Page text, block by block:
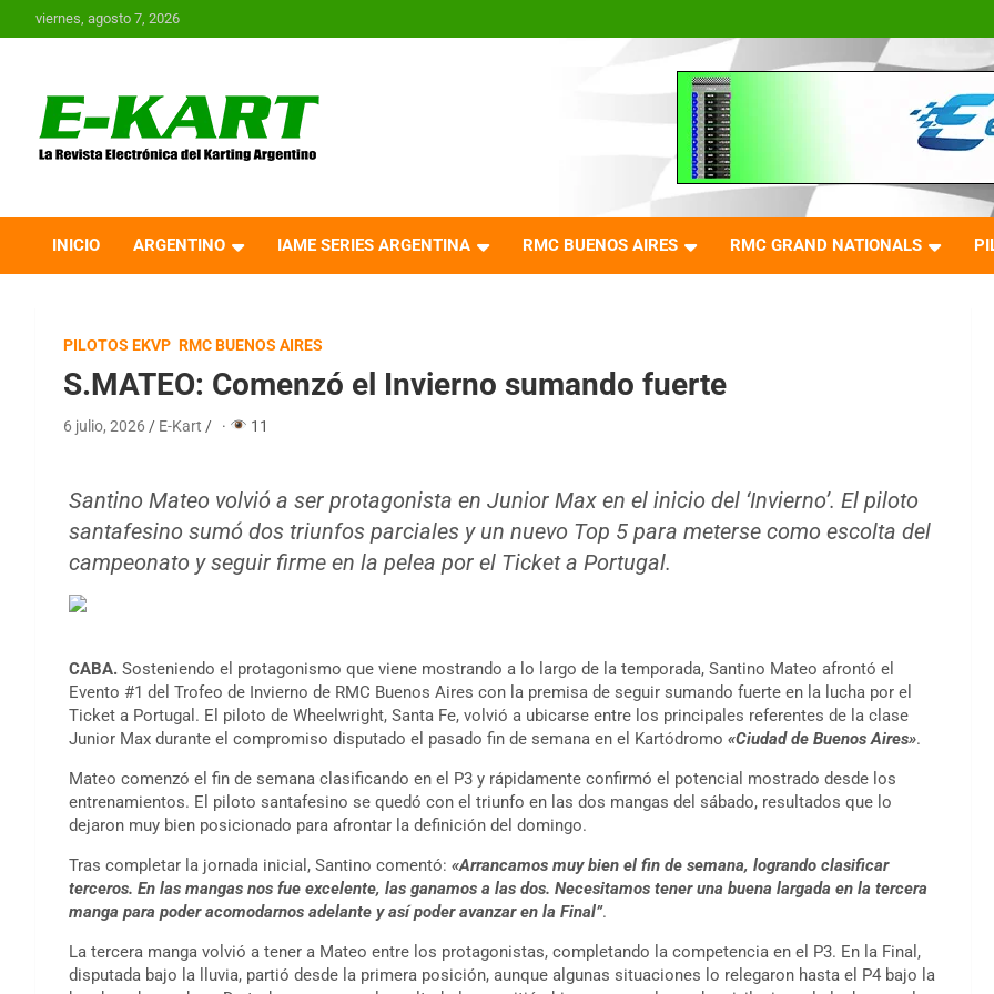
al
viernes, agosto 7, 2026
Revista Electrónica del
INICIO ARGENTINO IAME SERIES ARGENTINA RMC BUENOS AIRES RMC GRAND NATIONALS
PILOTOS EKVP RMC BUENOS AIRES
S.MATEO: Comenzó el Invierno sumando fuerte
6 julio, 2026 E-Kart · 11
Santino Mateo volvió a ser protagonista en Junior Max en el inicio del ‘Invierno’. El piloto
santafesino sumó dos triunfos parciales y un nuevo Top 5 para meterse como escolta del
campeonato y seguir firme en la pelea por el Ticket a Portugal.
CABA. Sosteniendo el protagonismo que viene mostrando a lo largo de la temporada, Santino Mateo afrontó el
Evento #1 del Trofeo de Invierno de RMC Buenos Aires con la premisa de seguir sumando fuerte en la lucha por el
Ticket a Portugal. El piloto de Wheelwright, Santa Fe, volvió a ubicarse entre los principales referentes de la clase
Junior Max durante el compromiso disputado el pasado fin de semana en el Kartódromo «Ciudad de Buenos Aires».
Mateo comenzó el fin de semana clasificando en el P3 y rápidamente confirmó el potencial mostrado desde los
entrenamientos. El piloto santafesino se quedó con el triunfo en las dos mangas del sábado, resultados que lo
dejaron muy bien posicionado para afrontar la definición del domingo.
Tras completar la jornada inicial, Santino comentó: «Arrancamos muy bien el fin de semana, logrando clasificar
terceros. En las mangas nos fue excelente, las ganamos a las dos. Necesitamos tener una buena largada en la tercera
manga para poder acomodarnos adelante y así poder avanzar en la Final”.
La tercera manga volvió a tener a Mateo entre los protagonistas, completando la competencia en el P3. En la Final,
disputada bajo la lluvia, partió desde la primera posición, aunque algunas situaciones lo relegaron hasta el P4 bajo la